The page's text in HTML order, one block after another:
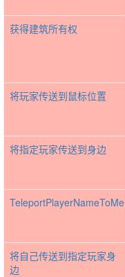
获得建筑所有权
将玩家传送到鼠标位置
将指定玩家传送到身边
TeleportPlayerNameToMe
将自己传送到指定玩家身
边